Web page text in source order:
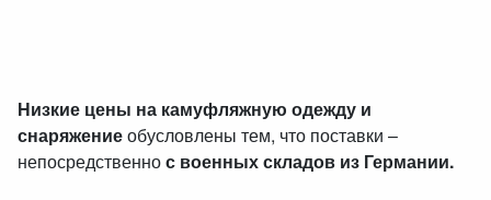
Низкие цены на камуфляжную одежду и
снаряжениеобусловлены тем, что поставки –
непосредственнос военных складов из Германии.